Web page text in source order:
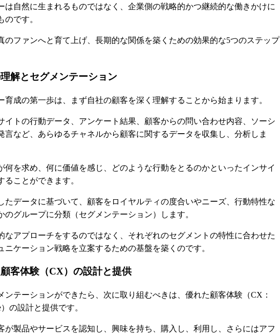
は自然に生まれるものではなく、企業側の戦略的かつ継続的な働きかけに
のです。
のファンへと育て上げ、長期的な関係を築くための効果的な5つのステップ
解とセグメンテーション
育成の第一歩は、まず自社の顧客を深く理解することから始まります。
イトの行動データ、アンケート結果、顧客からの問い合わせ内容、ソーシ
言など、あらゆるチャネルから顧客に関するデータを収集し、分析しま
何を求め、何に価値を感じ、どのような行動をとるのかといったインサイ
ることができます。
たデータに基づいて、顧客をロイヤルティの度合いやニーズ、行動特性な
のグループに分類（セグメンテーション）します。
なアプローチをするのではなく、それぞれのセグメントの特性に合わせた
ニケーション戦略を立案するための基盤を築くのです。
客体験（CX）の設計と提供
ンテーションができたら、次に取り組むべきは、優れた顧客体験（CX：
）の設計と提供です。
が製品やサービスを認知し、興味を持ち、購入し、利用し、さらにはアフ